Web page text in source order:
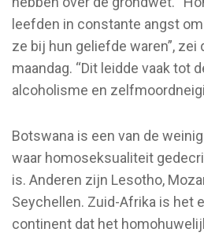
leefden in constante angst
ze bij hun geliefde waren”, zei
maandag. “Dit leidde vaak tot
alcoholisme en
Botswana is een van de
waar homoseksualiteit
is. Anderen zijn Lesotho,
Seychellen. Zuid-Afrika is het
continent dat het